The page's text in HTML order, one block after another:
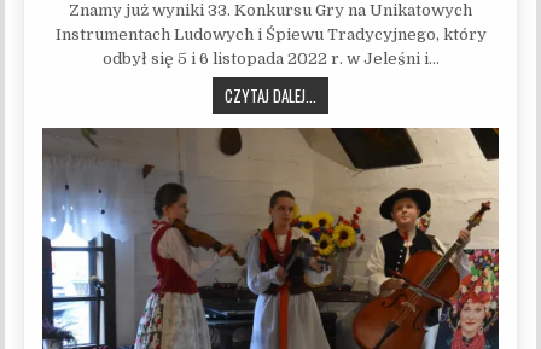
Znamy już wyniki 33. Konkursu Gry na Unikatowych
Instrumentach Ludowych i Śpiewu Tradycyjnego, który
odbył się 5 i 6 listopada 2022 r. w Jeleśni i…
CZYTAJ DALEJ...